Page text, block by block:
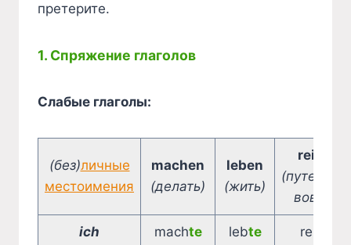
претерите.
1. Спряжение глаголов
Слабые глаголы:
(без)личные
местоимения
machen
(делать)
leben
(жить)
reisen
вовать)
ich machte lebte reis